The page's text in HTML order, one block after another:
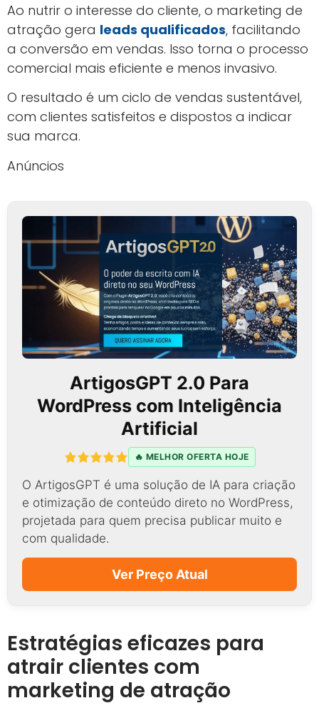
Ao nutrir o interesse do cliente, o marketing de
atração gera leads qualificados, facilitando
a conversão em vendas. Isso torna o processo
comercial mais eficiente e menos invasivo.
O resultado é um ciclo de vendas sustentável,
com clientes satisfeitos e dispostos a indicar
sua marca.
Anúncios
ArtigosGPT 2.0 Para
WordPress com Inteligência
Artificial
🔥 MELHOR OFERTA HOJE
O ArtigosGPT é uma solução de IA para criação
e otimização de conteúdo direto no WordPress,
projetada para quem precisa publicar muito e
com qualidade.
Ver Preço Atual
Estratégias eficazes para
atrair clientes com
marketing de atração